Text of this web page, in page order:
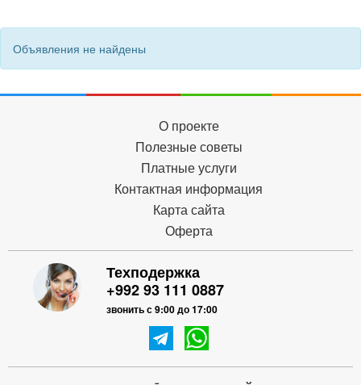
Объявления не найдены
О проекте
Полезные советы
Платные услуги
Контактная информация
Карта сайта
Оферта
Техподержка
+992 93 111 0887
звонить с 9:00 до 17:00